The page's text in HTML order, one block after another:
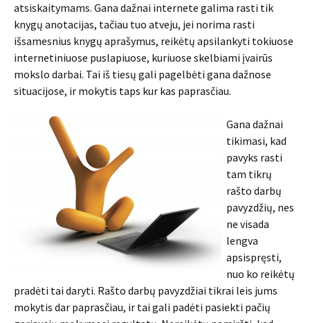
atsiskaitymams. Gana dažnai internete galima rasti tik
knygų anotacijas, tačiau tuo atveju, jei norima rasti
išsamesnius knygų aprašymus, reikėtų apsilankyti tokiuose
internetiniuose puslapiuose, kuriuose skelbiami įvairūs
mokslo darbai. Tai iš tiesų gali pagelbėti gana dažnose
situacijose, ir mokytis taps kur kas paprasčiau.
Gana dažnai
tikimasi, kad
pavyks rasti
tam tikrų
rašto darbų
pavyzdžių, nes
ne visada
lengva
apsispręsti,
nuo ko reikėtų
pradėti tai daryti. Rašto darbų pavyzdžiai tikrai leis jums
mokytis dar paprasčiau, ir tai gali padėti pasiekti pačių